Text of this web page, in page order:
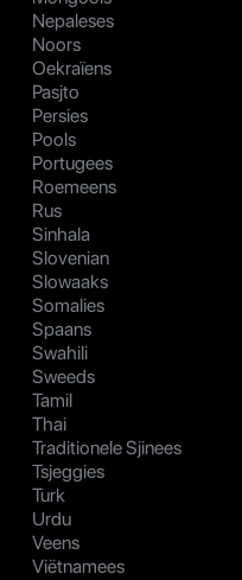
Nepaleses
Noors
Oekraïens
Pasjto
Persies
Pools
Portugees
Roemeens
Rus
Sinhala
Slovenian
Slowaaks
Somalies
Spaans
Swahili
Sweeds
Tamil
Thai
Traditionele Sjinees
Tsjeggies
Turk
Urdu
Veens
Viëtnamees